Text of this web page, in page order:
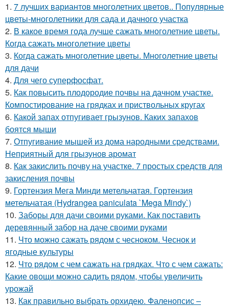
1. 7 лучших вариантов многолетних цветов.. Популярные
цветы-многолетники для сада и дачного участка
2. В какое время года лучше сажать многолетние цветы.
Когда сажать многолетние цветы
3. Когда сажать многолетние цветы. Многолетние цветы
для дачи
4. Для чего суперфосфат.
5. Как повысить плодородие почвы на дачном участке.
Компостирование на грядках и приствольных кругах
6. Какой запах отпугивает грызунов. Каких запахов
боятся мыши
7. Отпугивание мышей из дома народными средствами.
Неприятный для грызунов аромат
8. Как закислить почву на участке. 7 простых средств для
закисления почвы
9. Гортензия Мега Минди метельчатая. Гортензия
метельчатая (Hydrangea paniculata `Mega Mindy`)
10. Заборы для дачи своими руками. Как поставить
деревянный забор на даче своими руками
11. Что можно сажать рядом с чесноком. Чеснок и
ягодные культуры
12. Что рядом с чем сажать на грядках. Что с чем сажать:
Какие овощи можно садить рядом, чтобы увеличить
урожай
13. Как правильно выбрать орхидею. Фаленопсис –